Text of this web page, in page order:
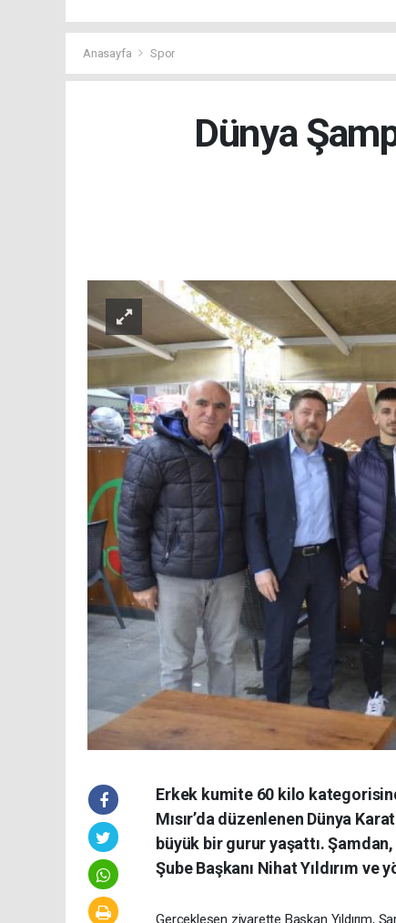
Anasayfa Spor
Dünya
Erkek kumite 60 kilo
Mısır’da düzenlenen Dünya
büyük bir gurur yaşattı.
Şube Başkanı Nihat Yıldırım
Gerçekleşen ziyarette Başkan Yıldırım,